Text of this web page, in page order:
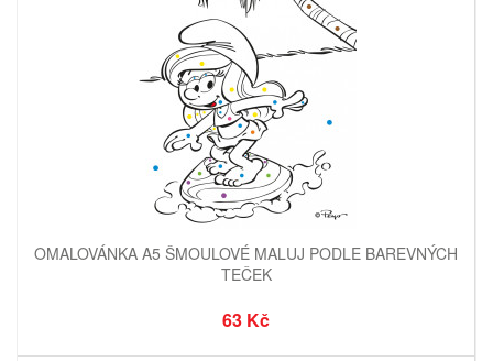
OMALOVÁNKA A5 ŠMOULOVÉ MALUJ PODLE BAREVNÝCH
TEČEK
63 Kč